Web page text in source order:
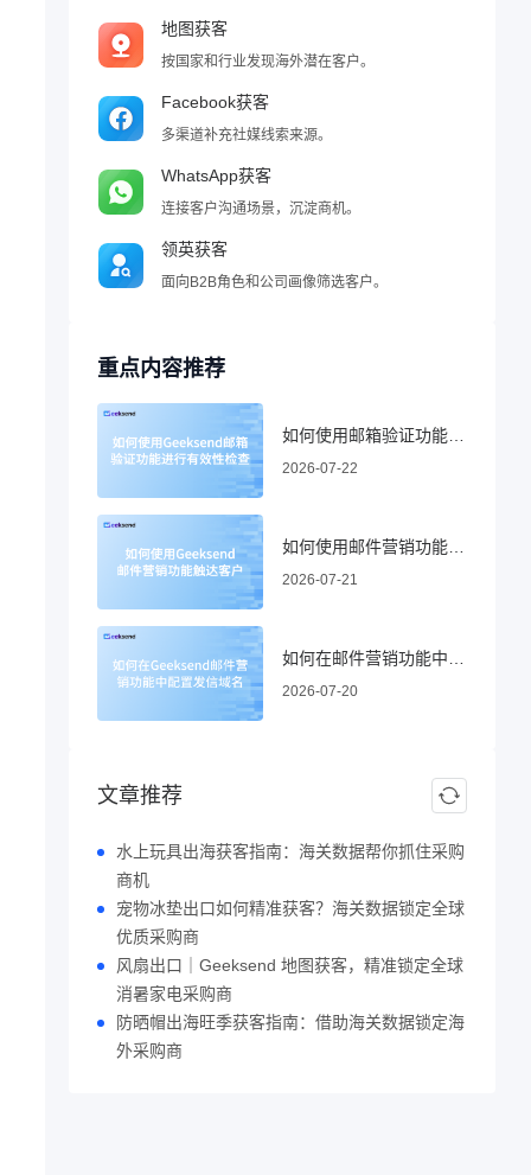
地图获客
按国家和行业发现海外潜在客户。
Facebook获客
多渠道补充社媒线索来源。
WhatsApp获客
连接客户沟通场景，沉淀商机。
领英获客
面向B2B角色和公司画像筛选客户。
重点内容推荐
2026-07-22
2026-07-21
2026-07-20
文章推荐
水上玩具出海获客指南：海关数据帮你抓住采购
商机
宠物冰垫出口如何精准获客？海关数据锁定全球
优质采购商
风扇出口｜Geeksend 地图获客，精准锁定全球
消暑家电采购商
防晒帽出海旺季获客指南：借助海关数据锁定海
外采购商